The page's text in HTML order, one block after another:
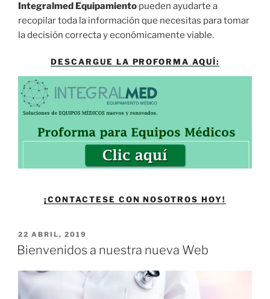
Integralmed Equipamiento pueden ayudarte a
recopilar toda la información que necesitas para tomar
la decisión correcta y económicamente viable.
DESCARGUE LA PROFORMA AQUÍ:
¡CONTACTESE CON NOSOTROS HOY!
PUBLICADO
EL
22 ABRIL, 2019
Bienvenidos a nuestra nueva Web